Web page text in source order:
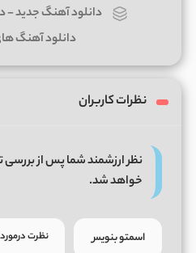
دانلود آهنگ جدید-
دانلود آهنگ
نظرات کاربران
نظر ارزشمند شما پس از
خواهد شد.